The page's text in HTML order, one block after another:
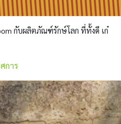
กับผลิตภัณฑ์รักษ์โลก ที่ทั้งดี เก๋
การ